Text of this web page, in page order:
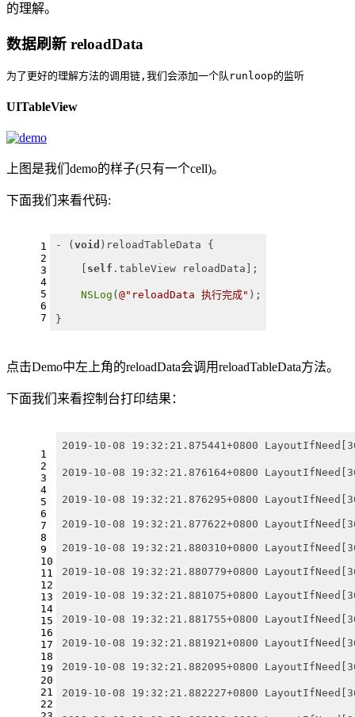
的理解。
数据刷新 reloadData
为了更好的理解方法的调用链,我们会添加一个队runloop的监听
UITableView
上图是我们demo的样子(只有一个cell)。
下面我们来看代码:
1
2
3
4
5
6
7
- ( void )reloadTableData {
self .tableView reloadData];
NSLog ( @"reloadData 执行完成" );
}
点击Demo中左上角的reloadData会调用reloadTableData方法。
下面我们来看控制台打印结果：
1
2
3
4
5
6
7
8
9
10
11
12
13
14
15
16
17
18
19
20
21
22
2019-10-08 19:32:21.875441+0800
2019-10-08 19:32:21.876164+0800
2019-10-08 19:32:21.876295+0800
2019-10-08 19:32:21.877622+0800
2019-10-08 19:32:21.880310+0800
2019-10-08 19:32:21.880779+0800
2019-10-08 19:32:21.881075+0800
2019-10-08 19:32:21.881755+0800
2019-10-08 19:32:21.881921+0800
2019-10-08 19:32:21.882095+0800
2019-10-08 19:32:21.882227+0800